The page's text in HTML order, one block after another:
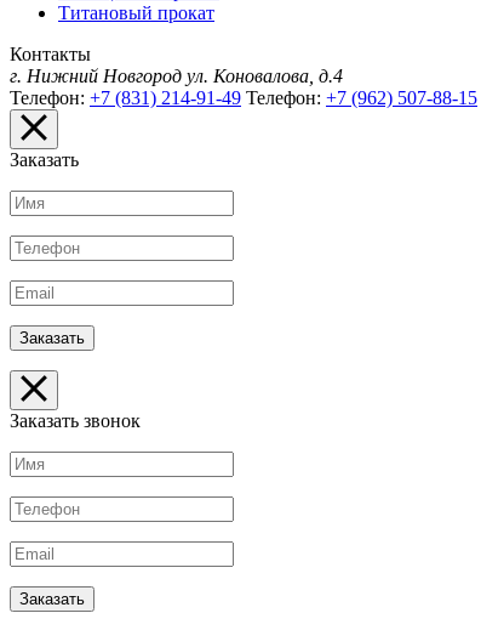
Титановый прокат
Контакты
г. Нижний Новгород ул. Коновалова, д.4
Телефон: +7 (831) 214-91-49 Телефон: +7 (962) 507-88-15
Заказать
Заказать звонок